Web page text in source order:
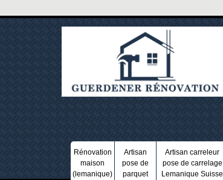
Rénovation
maison
(lemanique)
Artisan
pose de
parquet
Artisan carreleur
pose de carrelage
Lemanique Suisse